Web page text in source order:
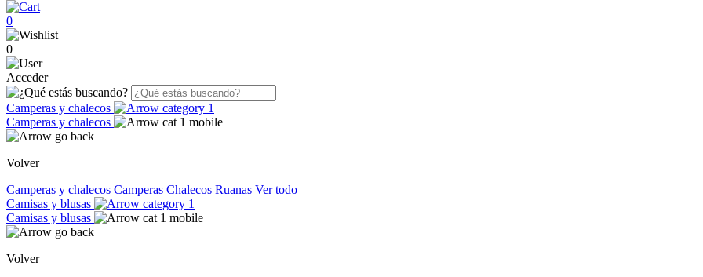
0
0
Acceder
Camperas y chalecos
Camperas y chalecos
Volver
Camperas y chalecos Camperas Chalecos Ruanas Ver todo
Camisas y blusas
Camisas y blusas
Volver